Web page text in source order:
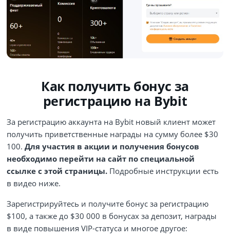
Как получить бонус за
регистрацию на Bybit
За регистрацию аккаунта на Bybit новый клиент может
получить приветственные награды на сумму более $30
100.Для участия в акции и получения бонусов
необходимо перейти на сайт по специальной
ссылке с этой страницы. Подробные инструкции есть
в видео ниже.
Зарегистрируйтесь и получите бонус за регистрацию
$100, а также до $30 000 в бонусах за депозит, награды
в виде повышения VIP-статуса и многое другое: